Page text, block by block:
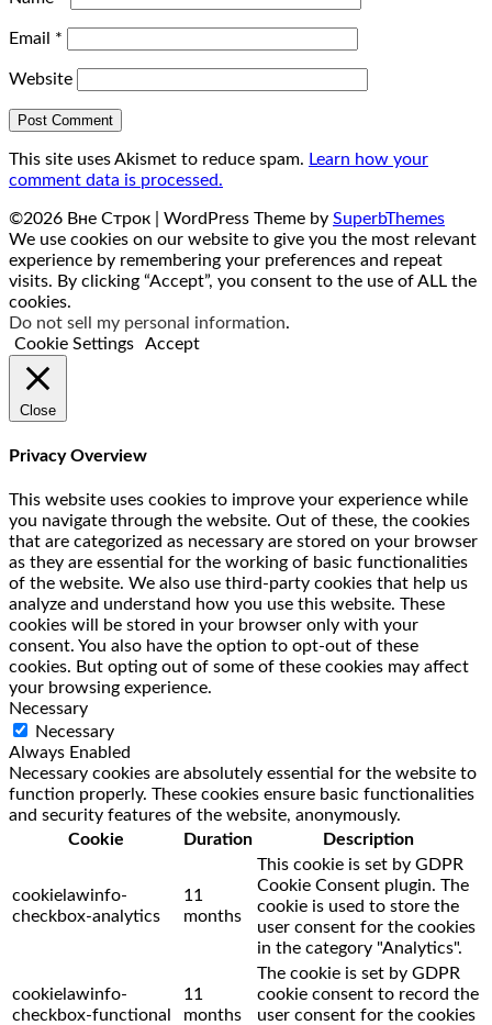
Email *
Website
This site uses Akismet to reduce spam. Learn how your
comment data is processed.
©2026 Вне Строк | WordPress Theme by SuperbThemes
We use cookies on our website to give you the most relevant
experience by remembering your preferences and repeat
visits. By clicking “Accept”, you consent to the use of ALL the
cookies.
Do not sell my personal information.
Cookie Settings
Accept
Close
Privacy Overview
This website uses cookies to improve your experience while
you navigate through the website. Out of these, the cookies
that are categorized as necessary are stored on your browser
as they are essential for the working of basic functionalities
of the website. We also use third-party cookies that help us
analyze and understand how you use this website. These
cookies will be stored in your browser only with your
consent. You also have the option to opt-out of these
cookies. But opting out of some of these cookies may affect
your browsing experience.
Necessary
Necessary
Always Enabled
Necessary cookies are absolutely essential for the website to
function properly. These cookies ensure basic functionalities
and security features of the website, anonymously.
Cookie
Duration Description
cookielawinfo-
checkbox-analytics
11
months
This cookie is set by GDPR
Cookie Consent plugin. The
cookie is used to store the
user consent for the cookies
in the category "Analytics".
cookielawinfo-
checkbox-functional
11
months
The cookie is set by GDPR
cookie consent to record the
user consent for the cookies